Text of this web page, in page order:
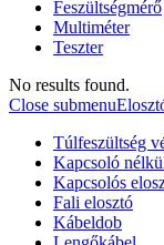
Feszültségmérő
Multiméter
Teszter
No results found.
Close submenu
Túlfeszültség
Kapcsoló
Kapcsolós
Fali elosztó
Kábeldob